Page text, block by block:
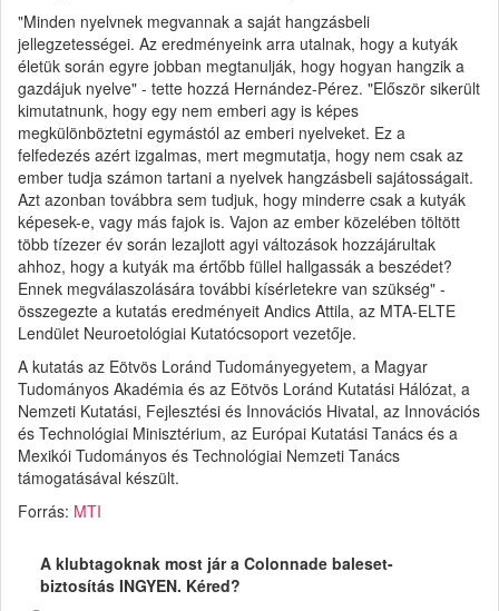
"Minden nyelvnek megvannak a saját hangzásbeli
jellegzetességei. Az eredményeink arra utalnak, hogy a kutyák
életük során egyre jobban megtanulják, hogy hogyan hangzik a
gazdájuk nyelve" - tette hozzá Hernández-Pérez. "Először sikerült
kimutatnunk, hogy egy nem emberi agy is képes
megkülönböztetni egymástól az emberi nyelveket. Ez a
felfedezés azért izgalmas, mert megmutatja, hogy nem csak az
ember tudja számon tartani a nyelvek hangzásbeli sajátosságait.
Azt azonban továbbra sem tudjuk, hogy minderre csak a kutyák
képesek-e, vagy más fajok is. Vajon az ember közelében töltött
több tízezer év során lezajlott agyi változások hozzájárultak
ahhoz, hogy a kutyák ma értőbb füllel hallgassák a beszédet?
Ennek megválaszolására további kísérletekre van szükség" -
összegezte a kutatás eredményeit Andics Attila, az MTA-ELTE
Lendület Neuroetológiai Kutatócsoport vezetője.
A kutatás az Eötvös Loránd Tudományegyetem, a Magyar
Tudományos Akadémia és az Eötvös Loránd Kutatási Hálózat, a
Nemzeti Kutatási, Fejlesztési és Innovációs Hivatal, az Innovációs
és Technológiai Minisztérium, az Európai Kutatási Tanács és a
Mexikói Tudományos és Technológiai Nemzeti Tanács
támogatásával készült.
Forrás: MTI
A klubtagoknak most jár a Colonnade baleset-
biztosítás INGYEN. Kéred?